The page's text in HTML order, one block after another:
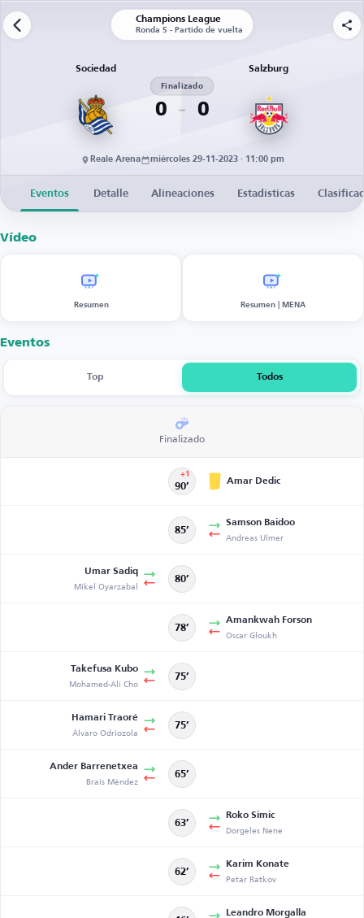
Champions League
Ronda 5 - Partido de vuelta
Sociedad
0
Finalizado
0
Salzburg
Reale Arena miércoles 29-11-2023 · 11:00 pm
Eventos Detalle Alineaciones Estadísticas
Vídeo
Resumen Resumen | MENA
Eventos
Top Todos
Finalizado
90’
+1
Amar Dedic
85’
Samson Baidoo
Andreas Ulmer
Umar Sadiq
Mikel Oyarzabal 80’
78’
Amankwah Forson
Oscar Gloukh
Takefusa Kubo
Mohamed-Ali Cho 75’
Hamari Traoré
Álvaro Odriozola 75’
Ander Barrenetxea
Brais Méndez 65’
63’
Roko Simic
Dorgeles Nene
62’
Karim Konate
Petar Ratkov
Leandro Morgalla